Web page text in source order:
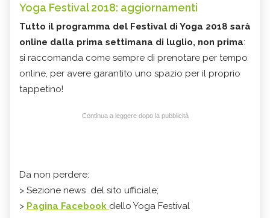
Yoga Festival 2018: aggiornamenti
Tutto il programma del Festival di Yoga 2018 sarà
online dalla prima settimana di luglio, non prima:
si raccomanda come sempre di prenotare per tempo
online, per avere garantito uno spazio per il proprio
tappetino!
Continua a leggere dopo la pubblicità
Da non perdere:
> Sezione news del sito ufficiale;
> Pagina Facebook dello Yoga Festival